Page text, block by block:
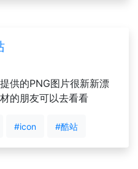
供的PNG图片很新新漂
的朋友可以去看看
#icon #酷站